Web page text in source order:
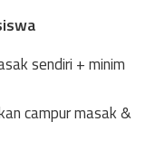
sendiri + minim
campur masak &